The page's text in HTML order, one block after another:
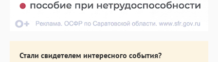
Стали свидетелем интересного события?